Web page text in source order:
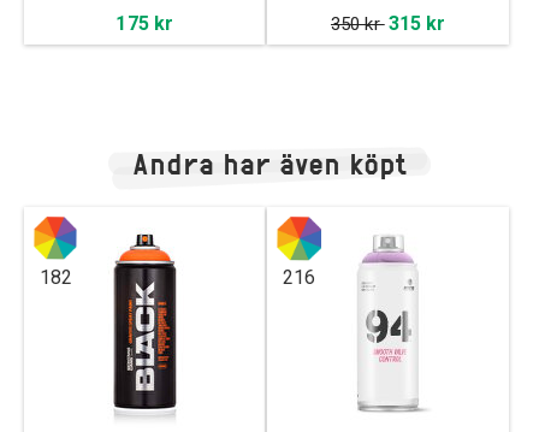
175 kr 350 kr315 kr
Andra har även köpt
182 216